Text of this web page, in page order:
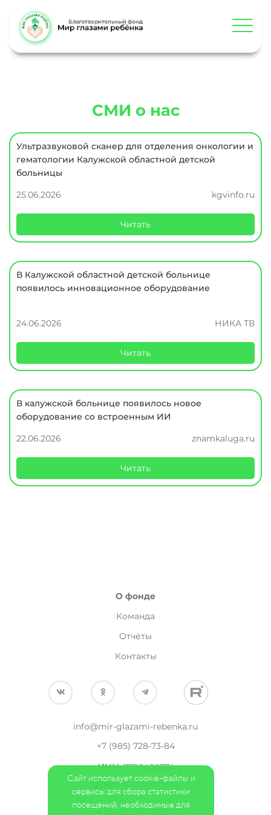
СМИ о нас
Ультразвуковой сканер для отделения онкологии и
гематологии Калужской областной детской
больницы
25.06.2026
kgvinfo.ru
Читать
В Калужской областной детской больнице
появилось инновационное оборудование
24.06.2026 НИКА ТВ
Читать
В калужской больнице появилось новое
оборудование со встроенным ИИ
22.06.2026
znamkaluga.ru
Читать
О фонде
Команда
Отчёты
Контакты
info@mir-glazami-rebenka.ru
+7 (985) 728-73-84
ИНН:7720400774
ОГРН:1177700019144
Сайт использует cookie-файлы и
сервисы для сбора статистики
посещений, необходимые для